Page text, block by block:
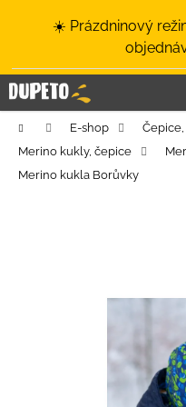
☀️ Prázdninový
Domů E-shop
Merino kukly, čepice
Merino kukla Borůvky
í
k C
o
p
o